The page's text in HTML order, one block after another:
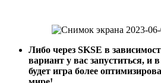
Либо через SKSE в
вариант у вас запуститься, и
будет игра более